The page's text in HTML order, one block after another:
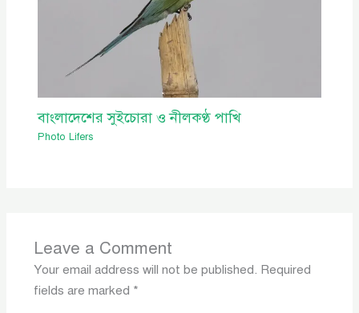
বাংলাদেশের সুইচোরা ও নীলকণ্ঠ পাখি
Photo Lifers
Leave a Comment
Your email address will not be published. Required
fields are marked *